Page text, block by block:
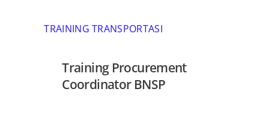
TRAINING TRANSPORTASI
Training Procurement
Coordinator BNSP